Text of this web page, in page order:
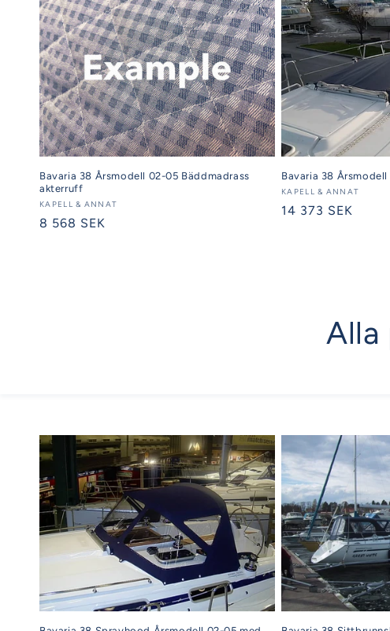
Bavaria 38 Årsmodell 02-05 Bäddmadrass
akterruff
Säljare:
KAPELL & ANNAT
Ordinarie
8 568 SEK
Bavaria 38
Säljare:
KAPELL & ANNAT
Ordinarie
14 373 SEK
Alla